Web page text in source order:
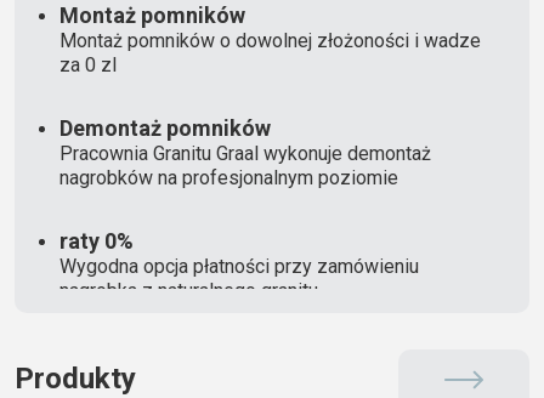
Montaż pomników
Montaż pomników o dowolnej złożoności i wadze
za 0 zl
Demontaż pomników
Pracownia Granitu Graal wykonuje demontaż
nagrobków na profesjonalnym poziomie
raty 0%
Wygodna opcja płatności przy zamówieniu
nagrobka z naturalnego granitu
Produkty